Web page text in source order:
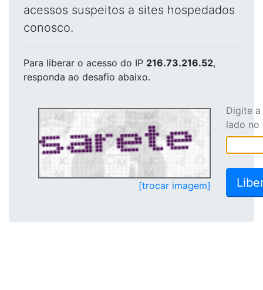
acessos suspeitos a sites hospedados
conosco.
Para liberar o acesso do IP 216.73.216.52,
responda ao desafio abaixo.
[trocar imagem]
Digite
lado no